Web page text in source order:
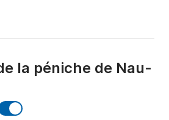
la péniche de Nau-